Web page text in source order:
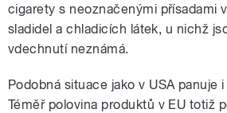
cigarety s neoznačenými přísadami
sladidel a chladicích látek, u nichž
vdechnutí neznámá.
Podobná situace jako v USA panuje
Téměř polovina produktů v EU totiž